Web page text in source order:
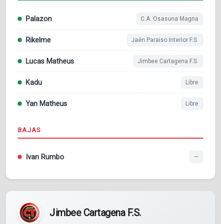
Palazon C.A. Osasuna Magna
Rikelme Jaén Paraiso Interior F.S.
Lucas Matheus Jimbee Cartagena F.S.
Kadu Libre
Yan Matheus Libre
BAJAS
Ivan Rumbo —
Jimbee Cartagena F.S.